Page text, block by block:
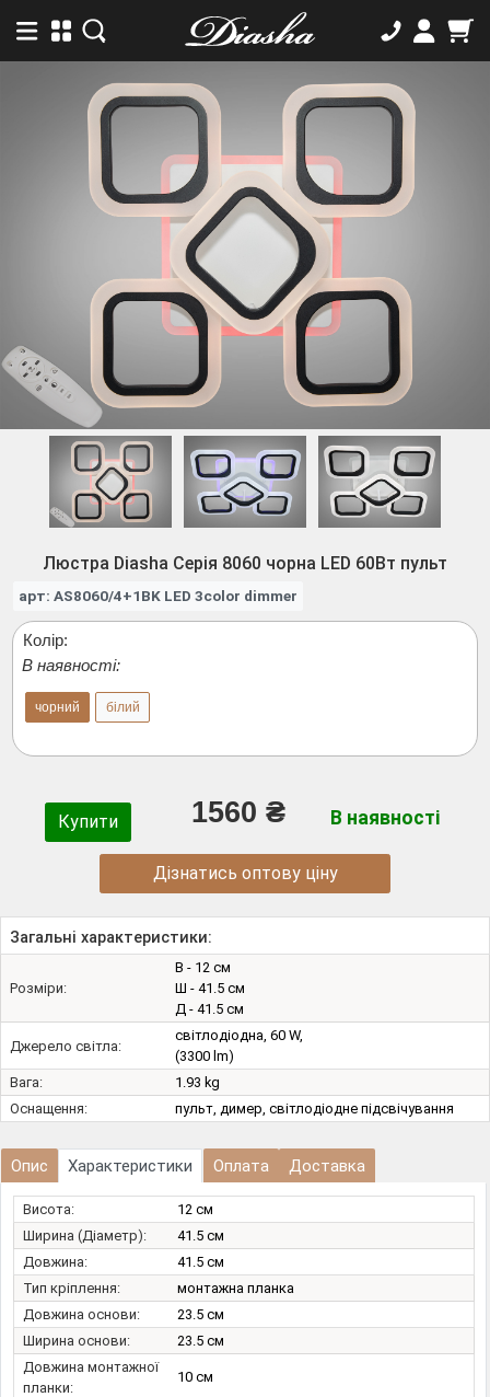
Люстра Diasha Серія 8060 чорна LED 60Вт пульт
арт: AS8060/4+1BK LED 3color dimmer
Колір:
В наявності:
чорний білий
Купити 1560 ₴ В наявності
Дізнатись оптову ціну
Загальні характеристики:
Розміри:
В - 12 см
Ш - 41.5 см
Д - 41.5 см
Джерело світла:
світлодіодна, 60 W,
(3300 lm)
Вага:
1.93 kg
Оснащення:
пульт, димер, світлодіодне підсвічування
Опис Характеристики Оплата Доставка
Висота:
12 см
Ширина (Діаметр):
41.5 см
Довжина:
41.5 см
Тип кріплення:
монтажна планка
Довжина основи:
23.5 см
Ширина основи:
23.5 см
Довжина монтажної
планки:
10 см